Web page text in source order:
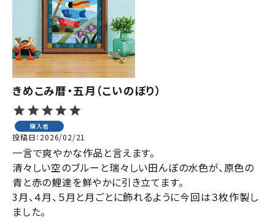
きめこみ暦・五月（こいのぼり）
購入者
投稿日 2026/02/21
一言で爽やかな作品と言えます。
清々しい空のブルーと瑞々しい田んぼの水色が、原色の
青と赤の鯉達を鮮やかに引き立てます。
3月、４月、５月と月ごとに飾れるように今回は３枚作製し
ました。